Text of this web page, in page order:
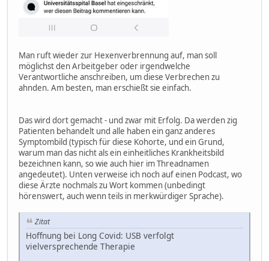
Man ruft wieder zur Hexenverbrennung auf, man soll
möglichst den Arbeitgeber oder irgendwelche
Verantwortliche anschreiben, um diese Verbrechen zu
ahnden. Am besten, man erschießt sie einfach.
Das wird dort gemacht - und zwar mit Erfolg. Da werden zig
Patienten behandelt und alle haben ein ganz anderes
Symptombild (typisch für diese Kohorte, und ein Grund,
warum man das nicht als ein einheitliches Krankheitsbild
bezeichnen kann, so wie auch hier im Threadnamen
angedeutet). Unten verweise ich noch auf einen Podcast, wo
diese Ärzte nochmals zu Wort kommen (unbedingt
hörenswert, auch wenn teils in merkwürdiger Sprache).
Zitat
Hoffnung bei Long Covid: USB verfolgt
vielversprechende Therapie